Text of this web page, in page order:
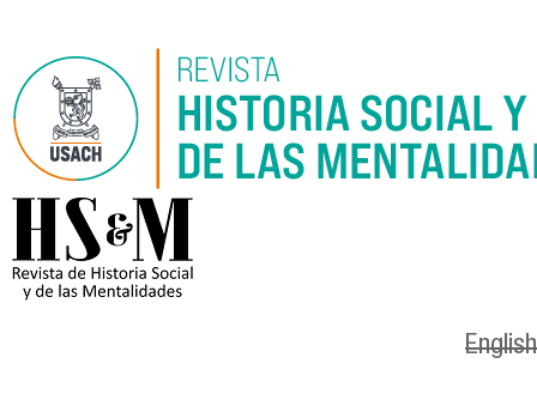
logo_hsm_2021.png
English